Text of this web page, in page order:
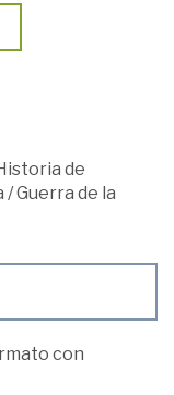
de
/Guerra de la
con